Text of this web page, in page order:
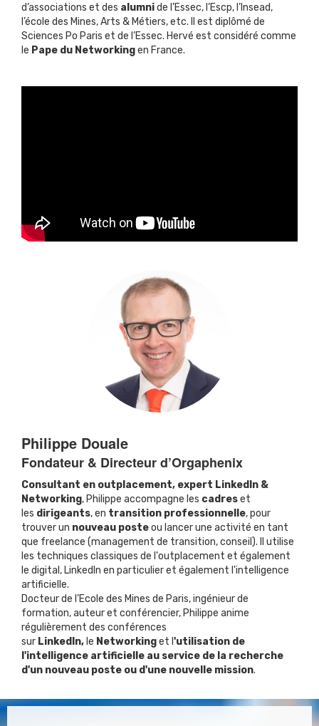
d’associations et des alumnide l’Essec, l’Escp, l’Insead,
l’école des Mines, Arts & Métiers, etc. Il est diplômé de
Sciences Po Paris et de l’Essec. Hervé est considéré comme
le Pape du Networkingen France.
Philippe Douale
Fondateur & Directeur d’Orgaphenix
Consultant en outplacement, expert LinkedIn &
Networking, Philippe accompagne les cadreset
les dirigeants, en transition professionnelle, pour
trouver un nouveau posteou lancer une activité en tant
que freelance (management de transition, conseil). Il utilise
les techniques classiques de l'outplacement et également
le digital, LinkedIn en particulier et également l'intelligence
artificielle.
Docteur de l’Ecole des Mines de Paris, ingénieur de
formation, auteur et conférencier, Philippe anime
régulièrement des conférences
sur LinkedIn, le Networkinget l 'utilisation de
l'intelligence artificielle au service de la recherche
d'un nouveau poste ou d'une nouvelle mission.